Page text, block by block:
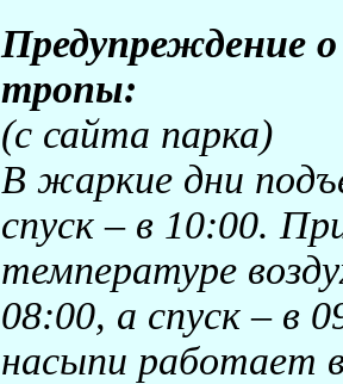
Предупреждение
тропы:
(с сайта парка)
В жаркие дни
спуск – в 10:00.
температуре
08:00, а спуск – в
насыпи работает